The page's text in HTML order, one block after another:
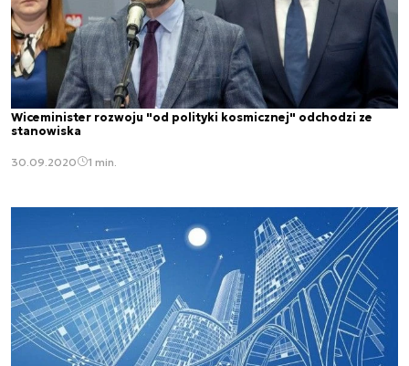
Wiceminister rozwoju "od polityki kosmicznej" odchodzi ze
stanowiska
30.09.2020 1 min.